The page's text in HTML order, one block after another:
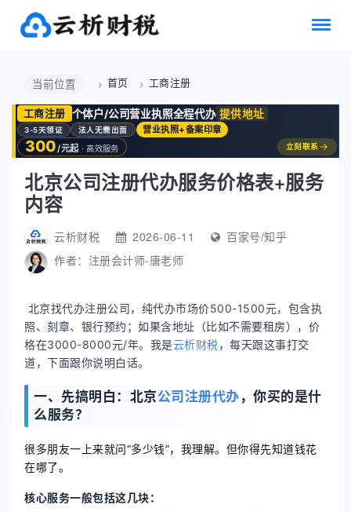
当前位置 首页 工商注册
工商注册 个体户/公司营业执照全程代办 提供地址
3-5天领证 法人无需出面 营业执照+备案印章
300/元起 · 高效服务 立刻联系 →
北京公司注册代办服务价格表+服务
内容
云析财税 2026-06-11
百家号/知乎
作者： 注册会计师-唐老师
北京找代办注册公司，纯代办市场价500-1500元，包含执
照、刻章、银行预约；如果含地址（比如不需要租房），价
格在3000-8000元/年。我是云析财税 ，每天跟这事打交
道，下面跟你说明白话。
一、先搞明白：北京公司注册代办 ，你买的是什
么服务？
很多朋友一上来就问“多少钱”，我理解。但你得先知道钱花
在哪了。
核心服务一般包括这几块：